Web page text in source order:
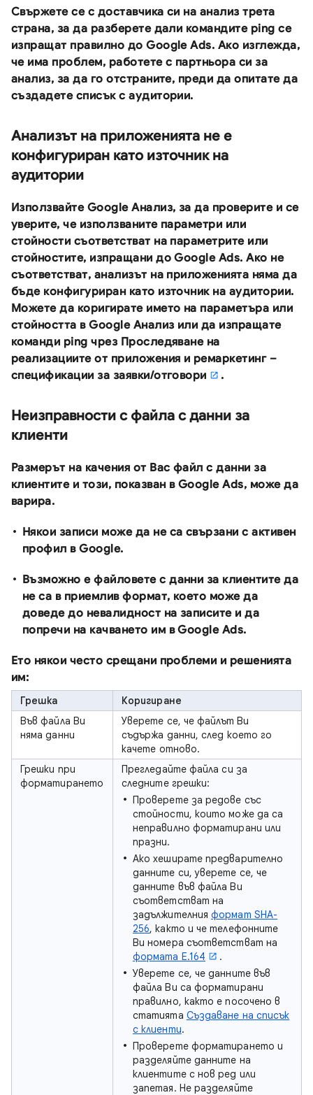
Свържете се с доставчика си на анализ трета
страна, за да разберете дали командите ping се
изпращат правилно до Google Ads. Ако изглежда,
че има проблем, работете с партньора си за
анализ, за да го отстраните, преди да опитате да
създадете списък с аудитории.
Анализът на приложенията не е
конфигуриран като източник на
аудитории
Използвайте Google Анализ, за да проверите и се
уверите, че използваните параметри или
стойности съответстват на параметрите или
стойностите, изпращани до Google Ads. Ако не
съответстват, анализът на приложенията няма да
бъде конфигуриран като източник на аудитории.
Можете да коригирате името на параметъра или
стойността в Google Анализ или да изпращате
команди ping чрез Проследяване на
реализациите от приложения и ремаркетинг –
спецификации за заявки/отговори
.
Неизправности с файла с данни за
клиенти
Размерът на качения от Вас файл с данни за
клиентите и този, показван в Google Ads, може да
варира.
Някои записи може да не са свързани с активен
профил в Google.
Възможно е файловете с данни за клиентите да
не са в приемлив формат, което може да
доведе до невалидност на записите и да
попречи на качването им в Google Ads.
Ето някои често срещани проблеми и решенията
им:
Грешка
Коригиране
Във файла Ви
няма данни
Уверете се, че файлът Ви
съдържа данни, след което го
качете отново.
Грешки при
форматирането
Прегледайте файла си за
следните грешки:
Проверете за редове със
стойности, които може да са
неправилно форматирани или
празни.
Ако хеширате предварително
данните си, уверете се, че
данните във файла Ви
съответстват на
задължителнияформат SHA-
256, както и че телефонните
Ви номера съответстват на
формата Е.164
.
Уверете се, че данните във
файла Ви са форматирани
правилно, както е посочено в
статията Създаване на списък
с клиенти.
Проверете форматирането и
разделяйте данните на
клиентите с нов ред или
запетая. Не разделяйте